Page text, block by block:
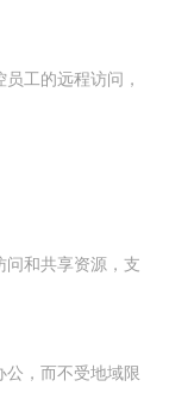
工的远程访问，
问和共享资源，支
，而不受地域限